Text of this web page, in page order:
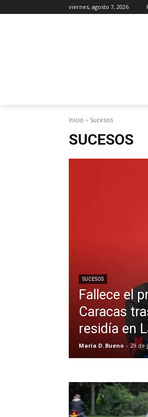
viernes, agosto 7, 2026
Inicio Sucesos
SUCESOS
SUCESOS
Fallece el
Caracas
residía en
María D. Bueno - 29 de